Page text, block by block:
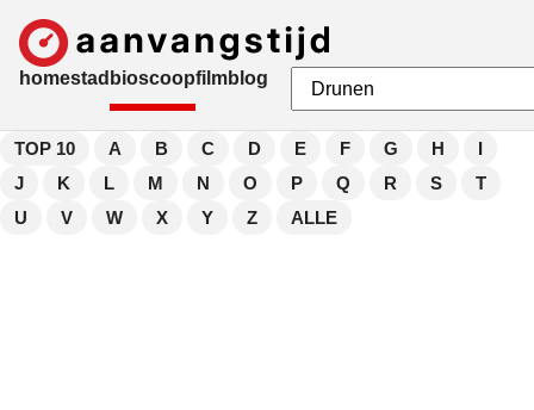
homestad bioscoopfilmblog
TOP 10 A B C D E F G H
I
J
K L M N O P Q R S
T
U
V W X Y Z ALLE